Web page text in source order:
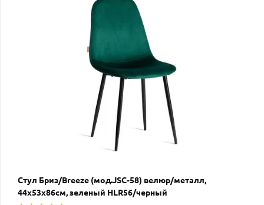
Стул Бриз/Breeze (мод.JSC-58) велюр/металл,
44х53х86см, зеленый HLR56/черный